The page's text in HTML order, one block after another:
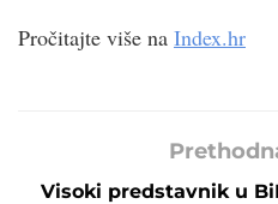
Pročitajte više na Index.hr
Visoki predstavnik u